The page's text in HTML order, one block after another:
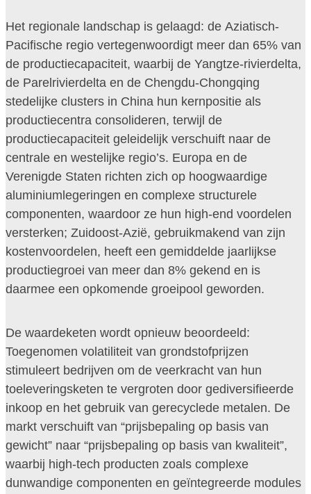
Het regionale landschap is gelaagd: de Aziatisch-
Pacifische regio vertegenwoordigt meer dan 65% van
de productiecapaciteit, waarbij de Yangtze-rivierdelta,
de Parelrivierdelta en de Chengdu-Chongqing
stedelijke clusters in China hun kernpositie als
productiecentra consolideren, terwijl de
productiecapaciteit geleidelijk verschuift naar de
centrale en westelijke regio’s. Europa en de
Verenigde Staten richten zich op hoogwaardige
aluminiumlegeringen en complexe structurele
componenten, waardoor ze hun high-end voordelen
versterken; Zuidoost-Azië, gebruikmakend van zijn
kostenvoordelen, heeft een gemiddelde jaarlijkse
productiegroei van meer dan 8% gekend en is
daarmee een opkomende groeipool geworden.
De waardeketen wordt opnieuw beoordeeld:
Toegenomen volatiliteit van grondstofprijzen
stimuleert bedrijven om de veerkracht van hun
toeleveringsketen te vergroten door gediversifieerde
inkoop en het gebruik van gerecyclede metalen. De
markt verschuift van “prijsbepaling op basis van
gewicht” naar “prijsbepaling op basis van kwaliteit”,
waarbij high-tech producten zoals complexe
dunwandige componenten en geïntegreerde modules